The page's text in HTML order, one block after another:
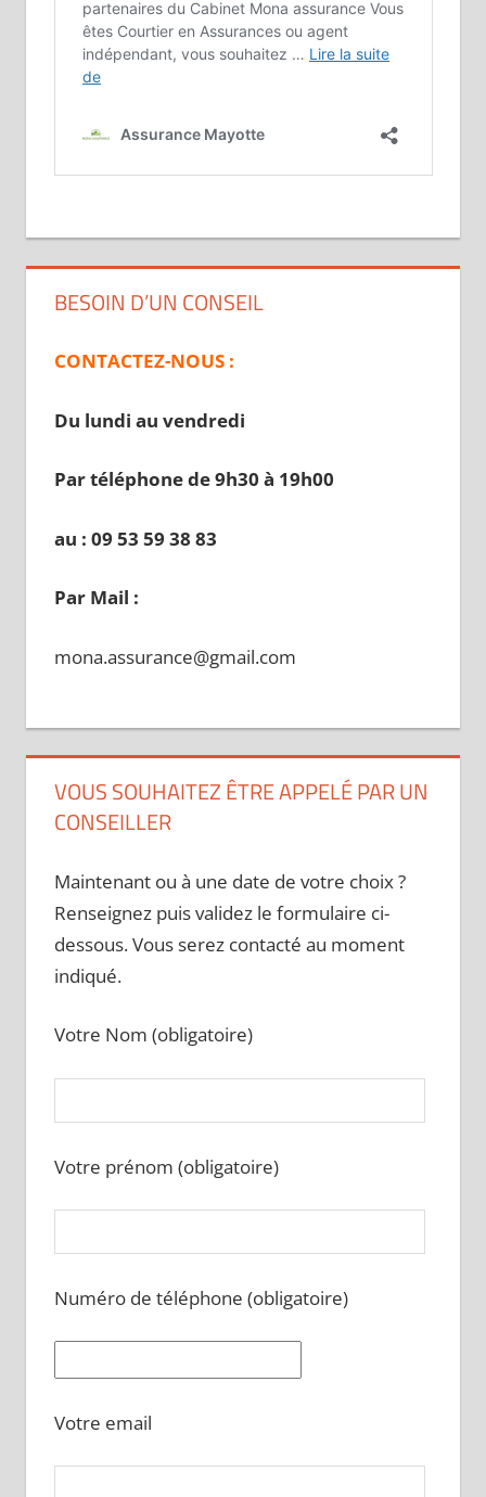
BESOIN D’UN CONSEIL
CONTACTEZ-NOUS :
Du lundi au vendredi
Par téléphone de 9h30 à 19h00
au : 09 53 59 38 83
Par Mail :
mona.assurance@gmail.com
VOUS SOUHAITEZ ÊTRE APPELÉ PAR UN
CONSEILLER
Maintenant ou à une date de votre choix ?
Renseignez puis validez le formulaire ci-
dessous. Vous serez contacté au moment
indiqué.
Votre Nom (obligatoire)
Votre prénom (obligatoire)
Numéro de téléphone (obligatoire)
Votre email